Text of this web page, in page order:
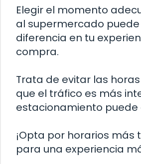
Elegir el momento
al supermercado
diferencia en tu
compra.
Trata de evitar las
que el tráfico es más
estacionamiento puede
¡Opta por horarios más
para una experiencia